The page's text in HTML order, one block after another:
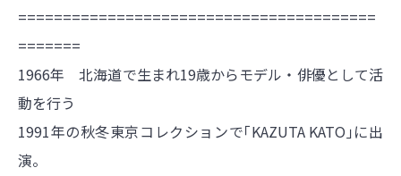
========================================
=======
1966年 北海道で生まれ19歳からモデル・俳優として活
動を行う
1991年の秋冬東京コレクションで｢KAZUTA KATO｣に出
演。